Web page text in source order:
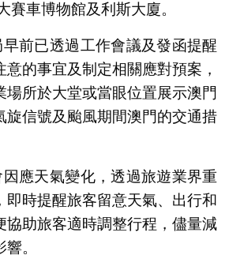
賽車博物館及利斯大廈。
前已透過工作會議及發函提醒
的事宜及制定相關應對預案，
場所於大堂或當眼位置展示澳門
旋信號及颱風期間澳門的交通措
因應天氣變化，透過旅遊業界重
即時提醒旅客留意天氣、出行和
協助旅客適時調整行程，儘量減
。